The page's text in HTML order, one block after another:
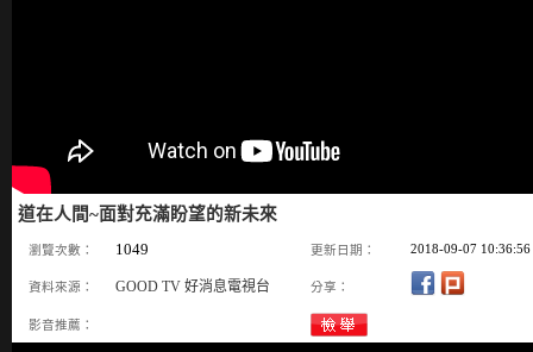
道在人間~面對充滿盼望的新未來
瀏覽次數： 1049 更新日期： 2018-09-07 10:36:56
資料來源： GOOD TV 好消息電視台 分享：
影音推薦：